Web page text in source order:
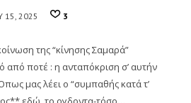
15, 2025 3
της “κίνησης Σαμαρά”
από ποτέ : η ανταπόκριση σ’ αυτήν
μας λέει ο “συμπαθής κατά τ’